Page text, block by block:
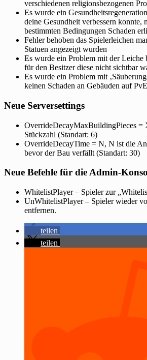
verschiedenen religionsbezogenen
Es wurde ein
deine Gesundheit verbessern konnte,
bestimmten Bedingungen Schaden
Fehler behoben das Spielerleichen
Statuen angezeigt wurden
Es wurde ein Problem mit der Leiche
für den Besitzer diese nicht sichtbar
Es wurde ein Problem mit
keinen Schaden an Gebäuden auf
Neue Serversettings
OverrideDecayMaxBuildingPieces =
Stückzahl (Standart: 6)
OverrideDecayTime = N, N ist die
bevor der Bau verfällt (Standart: 30)
Neue Befehle für die Admin-
WhitelistPlayer – Spieler zur
UnWhitelistPlayer – Spieler wieder
entfernen.
teilen
teilen